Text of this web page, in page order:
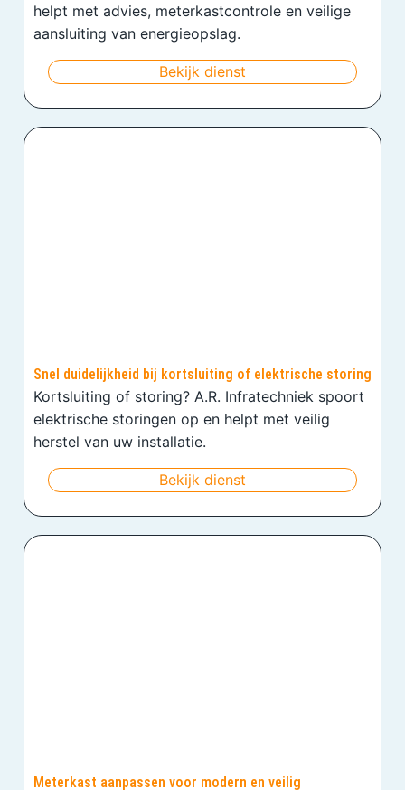
helpt met advies, meterkastcontrole en veilige
aansluiting van energieopslag.
Bekijk dienst
Snel duidelijkheid bij kortsluiting of elektrische storing
Kortsluiting of storing? A.R. Infratechniek spoort
elektrische storingen op en helpt met veilig
herstel van uw installatie.
Bekijk dienst
Meterkast aanpassen voor modern en veilig